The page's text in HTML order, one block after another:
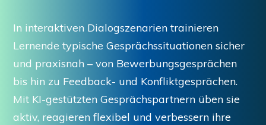
In interaktiven Dialogszenarien trainieren
Lernende typische Gesprächssituationen sicher
und praxisnah – von Bewerbungsgesprächen
bis hin zu Feedback- und Konfliktgesprächen.
Mit KI-gestützten Gesprächspartnern üben sie
aktiv, reagieren flexibel und verbessern ihre